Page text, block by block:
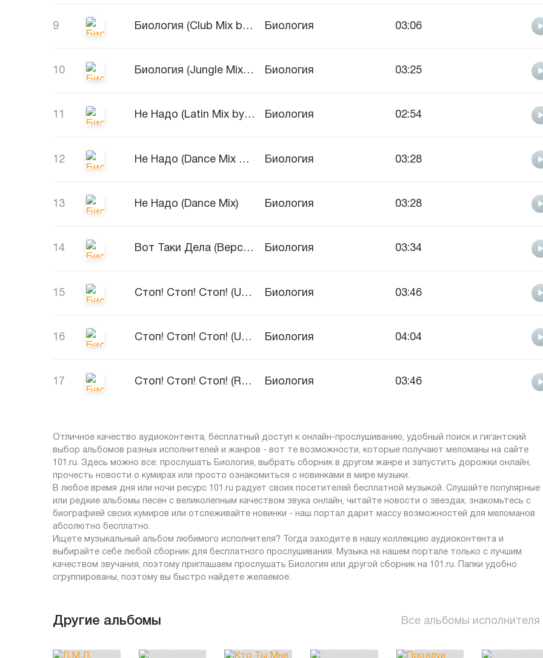
9 Биология (Club Mix by RainMan) Биология 03:06
10 Биология (Jungle Mix by RainMan) Биология 03:25
11 Не Надо (Latin Mix by RainMAn) Биология 02:54
12 Не Надо (Dance Mix by RainMAn) Биология 03:28
13 Не Надо (Dance Mix) Биология 03:28
14 Вот Таки Дела (Версия песни 'Я Не Поняла') Биология 03:34
15 Стоп! Стоп! Стоп! (Updebat Version) Биология 03:46
16 Стоп! Стоп! Стоп! (Upbeat Version) Биология 04:04
17 Стоп! Стоп! Стоп! (R&B Version) Биология 03:46
Отличное качество аудиоконтента, бесплатный доступ к онлайн-прослушиванию, удобный поиск и гигантский
выбор альбомов разных исполнителей и жанров - вот те возможности, которые получают меломаны на сайте
101.ru. Здесь можно все: прослушать Биология, выбрать сборник в другом жанре и запустить дорожки онлайн,
прочесть новости о кумирах или просто ознакомиться с новинками в мире музыки.
В любое время дня или ночи ресурс 101.ru радует своих посетителей бесплатной музыкой. Слушайте популярные
или редкие альбомы песен с великолепным качеством звука онлайн, читайте новости о звездах, знакомьтесь с
биографией своих кумиров или отслеживайте новинки - наш портал дарит массу возможностей для меломанов
абсолютно бесплатно.
Ищете музыкальный альбом любимого исполнителя? Тогда заходите в нашу коллекцию аудиоконтента и
выбирайте себе любой сборник для бесплатного прослушивания. Музыка на нашем портале только с лучшим
качеством звучания, поэтому приглашаем прослушать Биология или другой сборник на 101.ru. Папки удобно
сгруппированы, поэтому вы быстро найдете желаемое.
Другие альбомы Все альбомы исполнителя